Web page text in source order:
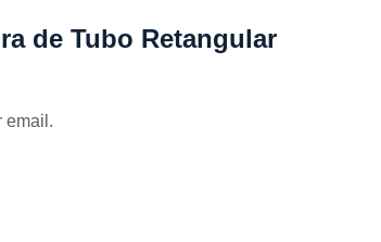
Corte a Laser em Chapa de Aço
de Tubo Retangular
email.